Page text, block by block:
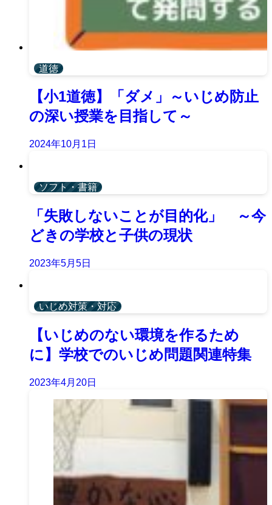
道徳
【小1道徳】「ダメ」～いじめ防止
の深い授業を目指して～
2024年10月1日
ソフト・書籍
「失敗しないことが目的化」 ～今
どきの学校と子供の現状
2023年5月5日
いじめ対策・対応
【いじめのない環境を作るため
に】学校でのいじめ問題関連特集
2023年4月20日